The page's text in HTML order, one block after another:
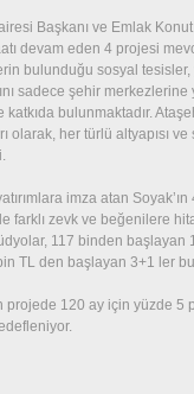
Başkanı ve Emlak
devam eden 4 projesi
bulunduğu sosyal tesisler,
sadece şehir
bulunmaktadır.
olarak, her türlü altyapısı
imza atan
farklı zevk ve beğenilere
117 binden
TL den başlayan 3+1 ler
projede 120 ay için yüzde